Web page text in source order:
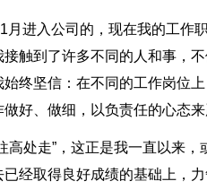
月进入公司的，现在我的工作
触到了许多不同的人和事，
始终坚信：在不同的工作岗位
好、做细，以负责任的心态来
高处走”，这正是我一直以来
经取得良好成绩的基础上，